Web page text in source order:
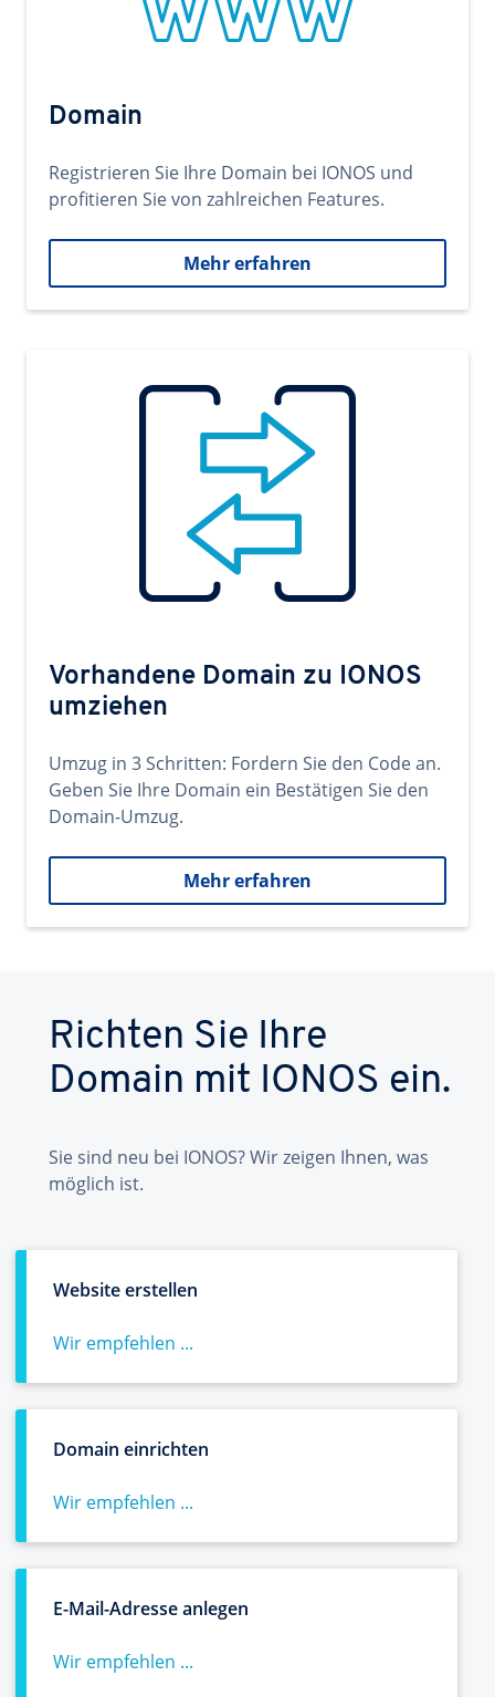
Domain
Registrieren Sie Ihre Domain bei IONOS und
profitieren Sie von zahlreichen Features.
Mehr erfahren
Vorhandene Domain zu IONOS
umziehen
Umzug in 3 Schritten: Fordern Sie den Code an.
Geben Sie Ihre Domain ein Bestätigen Sie den
Domain-Umzug.
Mehr erfahren
Richten Sie Ihre
Domain mit IONOS ein.
Sie sind neu bei IONOS? Wir zeigen Ihnen, was
möglich ist.
Website erstellen
Wir empfehlen ...
Domain einrichten
Wir empfehlen ...
E-Mail-Adresse anlegen
Wir empfehlen ...